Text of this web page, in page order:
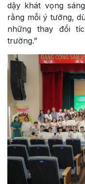
dậy khát vọng
rằng mỗi ý tưởng,
những thay đổi
trường.”